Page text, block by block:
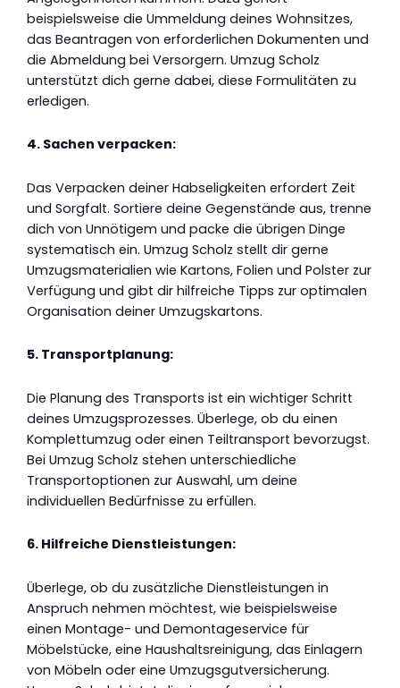
beispielsweise die Ummeldung deines Wohnsitzes,
das Beantragen von erforderlichen Dokumenten und
die Abmeldung bei Versorgern. Umzug Scholz
unterstützt dich gerne dabei, diese Formulitäten zu
erledigen.
4. Sachen verpacken:
Das Verpacken deiner Habseligkeiten erfordert Zeit
und Sorgfalt. Sortiere deine Gegenstände aus, trenne
dich von Unnötigem und packe die übrigen Dinge
systematisch ein. Umzug Scholz stellt dir gerne
Umzugsmaterialien wie Kartons, Folien und Polster zur
Verfügung und gibt dir hilfreiche Tipps zur optimalen
Organisation deiner Umzugskartons.
5. Transportplanung:
Die Planung des Transports ist ein wichtiger Schritt
deines Umzugsprozesses. Überlege, ob du einen
Komplettumzug oder einen Teiltransport bevorzugst.
Bei Umzug Scholz stehen unterschiedliche
Transportoptionen zur Auswahl, um deine
individuellen Bedürfnisse zu erfüllen.
6. Hilfreiche Dienstleistungen:
Überlege, ob du zusätzliche Dienstleistungen in
Anspruch nehmen möchtest, wie beispielsweise
einen Montage- und Demontageservice für
Möbelstücke, eine Haushaltsreinigung, das Einlagern
von Möbeln oder eine Umzugsgutversicherung.